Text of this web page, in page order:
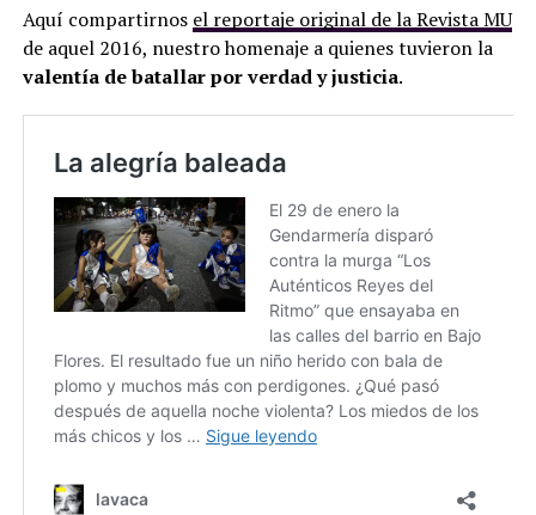
Aquí compartirnos el reportaje original de la Revista MU
de aquel 2016, nuestro homenaje a quienes tuvieron la
valentía de batallar por verdad y justicia.